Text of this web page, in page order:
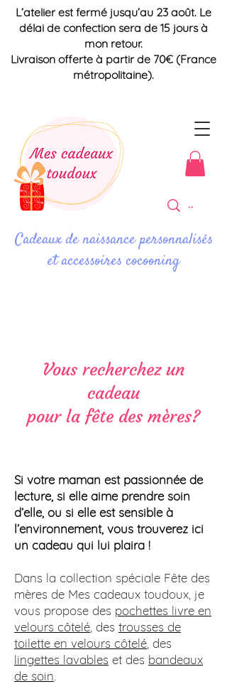
Cadeaux de naissance personnalisés
et accessoires cocooning
L’atelier est fermé jusqu’au 23 août. Le
délai de confection sera de 15 jours à
mon retour.
Livraison offerte à partir de 70€ (France
métropolitaine).
Vous recherchez un
cadeau
pour la fête des mères?
Si votre maman est passionnée de
lecture, si elle aime prendre soin
d’elle, ou si elle est sensible à
l’environnement, vous trouverez ici
un cadeau qui lui plaira !
Dans la collection spéciale Fête des
mères de Mes cadeaux toudoux, je
vous propose des pochettes livre en
velours côtelé , des trousses de
toilette en velours côtelé , des
lingettes lavables et des bandeaux
de soin